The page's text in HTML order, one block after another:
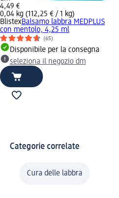
4,49 €
0,04 kg (112,25 € / 1 kg)
BlistexBalsamo labbra MEDPLUS
con mentolo, 4,25 ml
(65)
Disponibile per la consegna
seleziona il negozio dm
Categorie correlate
Cura delle labbra